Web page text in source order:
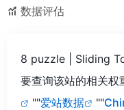
数据评估
8 puzzle | Sliding
要查询该站的相关权
""爱站数据 ""